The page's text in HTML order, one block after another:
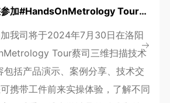
「邀请函」诚邀您参加#HandsOnMetrology Tour蔡司三维扫描技术研讨会·洛阳站活动
我司将于2024年7月30日在洛阳
Tour蔡司三维扫描技术
包括产品演示、案例分享、技术交
携带工件前来实操体验，了解不同